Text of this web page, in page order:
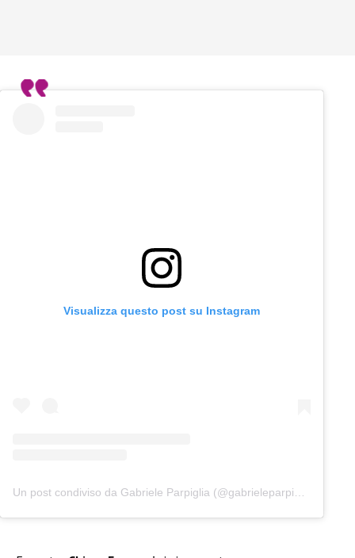
Visualizza questo post su Instagram